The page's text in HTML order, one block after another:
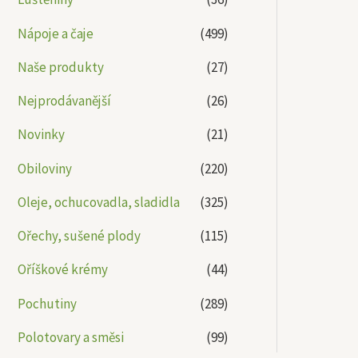
Nápoje a čaje
(499)
Naše produkty
(27)
Nejprodávanější
(26)
Novinky
(21)
Obiloviny
(220)
Oleje, ochucovadla, sladidla
(325)
Ořechy, sušené plody
(115)
Oříškové krémy
(44)
Pochutiny
(289)
Polotovary a směsi
(99)